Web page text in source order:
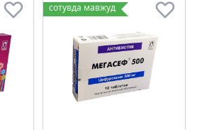
сотувда мавжуд